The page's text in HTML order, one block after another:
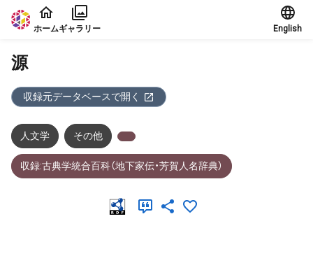
本文に飛ぶ
ホームギャラリー English
源
収録元データベースで開く
人文学 その他
収録:古典学統合百科（地下家伝・芳賀人名辞典）